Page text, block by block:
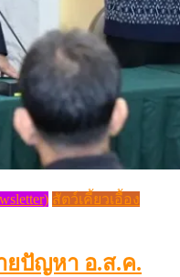
สัตว์เคี้ยวเอื้อง
ยปัญหา อ.ส.ค.